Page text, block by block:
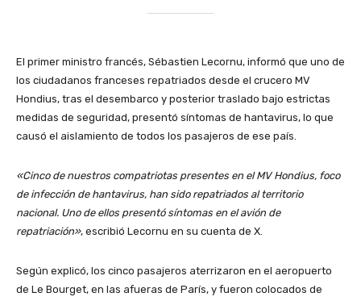
El primer ministro francés, Sébastien Lecornu, informó que uno de
los ciudadanos franceses repatriados desde el crucero MV
Hondius, tras el desembarco y posterior traslado bajo estrictas
medidas de seguridad, presentó síntomas de hantavirus, lo que
causó el aislamiento de todos los pasajeros de ese país.
«Cinco de nuestros compatriotas presentes en el MV Hondius, foco
de infección de hantavirus, han sido repatriados al territorio
nacional. Uno de ellos presentó síntomas en el avión de
repatriación», escribió Lecornu en su cuenta de X.
Según explicó, los cinco pasajeros aterrizaron en el aeropuerto
de Le Bourget, en las afueras de París, y fueron colocados de